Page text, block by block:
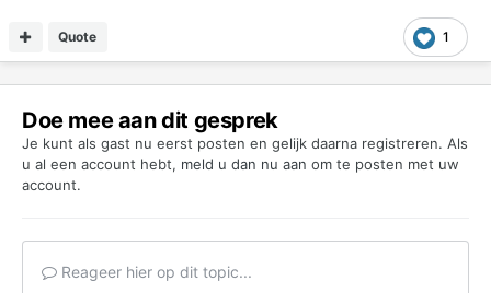
1
Quote
Doe mee aan dit gesprek
Je kunt als gast nu eerst posten en gelijk daarna registreren. Als
u al een account hebt, meld u dan nu aan om te posten met uw
account.
Reageer hier op dit topic...